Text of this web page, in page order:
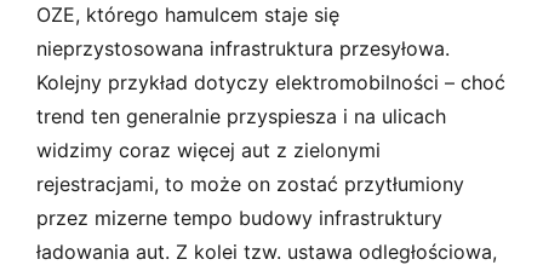
OZE, którego hamulcem staje się
nieprzystosowana infrastruktura przesyłowa.
Kolejny przykład dotyczy elektromobilności – choć
trend ten generalnie przyspiesza i na ulicach
widzimy coraz więcej aut z zielonymi
rejestracjami, to może on zostać przytłumiony
przez mizerne tempo budowy infrastruktury
ładowania aut. Z kolei tzw. ustawa odległościowa,